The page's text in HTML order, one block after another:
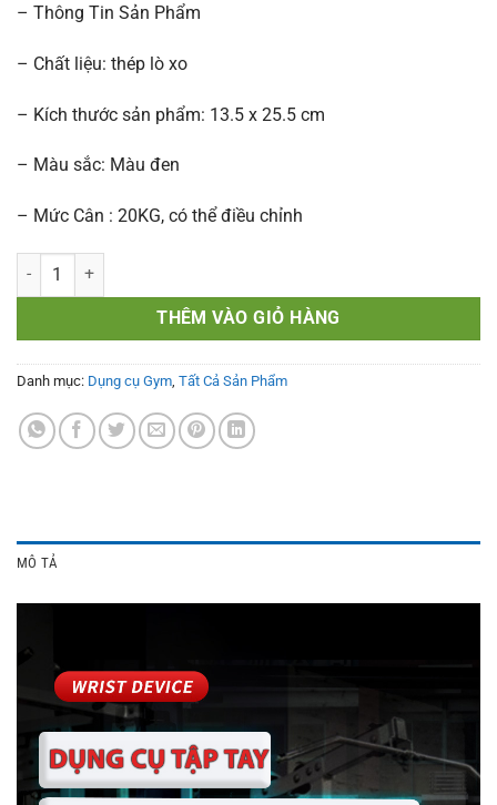
– Thông Tin Sản Phẩm
– Chất liệu: thép lò xo
– Kích thước sản phẩm: 13.5 x 25.5 cm
– Màu sắc: Màu đen
– Mức Cân : 20KG, có thể điều chỉnh
Dụng Cụ Tập Cổ Tay Chữ U KUNO SPORT Hỗ Trợ Tập Lực Cổ Tay
THÊM VÀO GIỎ HÀNG
Danh mục: Dụng cụ Gym Tất Cả Sản Phẩm
MÔ TẢ